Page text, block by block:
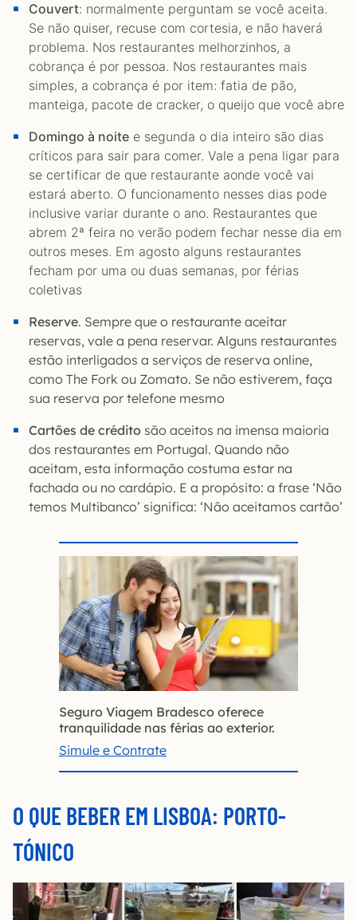
Couvert: normalmente perguntam se você aceita.
Se não quiser, recuse com cortesia, e não haverá
problema. Nos restaurantes melhorzinhos, a
cobrança é por pessoa. Nos restaurantes mais
simples, a cobrança é por item: fatia de pão,
manteiga, pacote de cracker, o queijo que você abre
Domingo à noite e segunda o dia inteiro são dias
críticos para sair para comer. Vale a pena ligar para
se certificar de que restaurante aonde você vai
estará aberto. O funcionamento nesses dias pode
inclusive variar durante o ano. Restaurantes que
abrem 2ª feira no verão podem fechar nesse dia em
outros meses. Em agosto alguns restaurantes
fecham por uma ou duas semanas, por férias
coletivas
Reserve. Sempre que o restaurante aceitar
reservas, vale a pena reservar. Alguns restaurantes
estão interligados a serviços de reserva online,
como The Fork ou Zomato. Se não estiverem, faça
sua reserva por telefone mesmo
Cartões de crédito são aceitos na imensa maioria
dos restaurantes em Portugal. Quando não
aceitam, esta informação costuma estar na
fachada ou no cardápio. E a propósito: a frase ‘Não
temos Multibanco’ significa: ‘Não aceitamos cartão’
Seguro Viagem Bradesco oferece
tranquilidade nas férias ao exterior.
Simule e Contrate
O QUE BEBER EM LISBOA: PORTO-
TÓNICO